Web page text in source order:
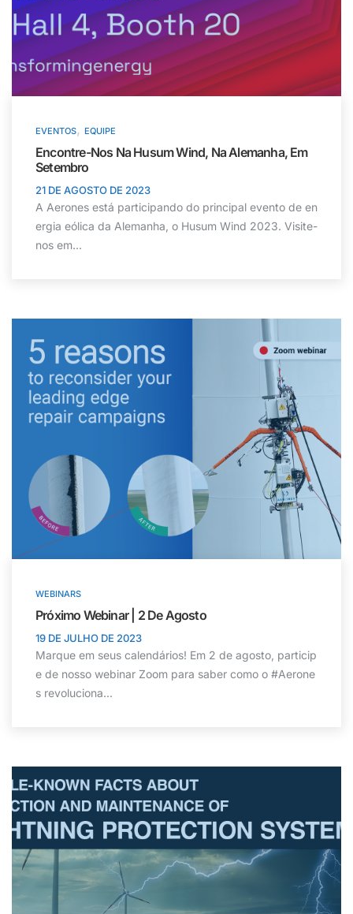
EVENTOS, EQUIPE
Encontre-Nos Na Husum Wind, Na Alemanha, Em
Setembro
21 DE AGOSTO DE 2023
A Aerones está participando do principal evento de en
ergia eólica da Alemanha, o Husum Wind 2023. Visite-
nos em...
WEBINARS
Próximo Webinar | 2 De Agosto
19 DE JULHO DE 2023
Marque em seus calendários! Em 2 de agosto, particip
e de nosso webinar Zoom para saber como o #Aerone
s revoluciona...